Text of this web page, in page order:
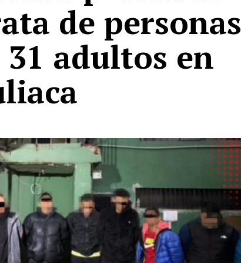
de personas
adultos en